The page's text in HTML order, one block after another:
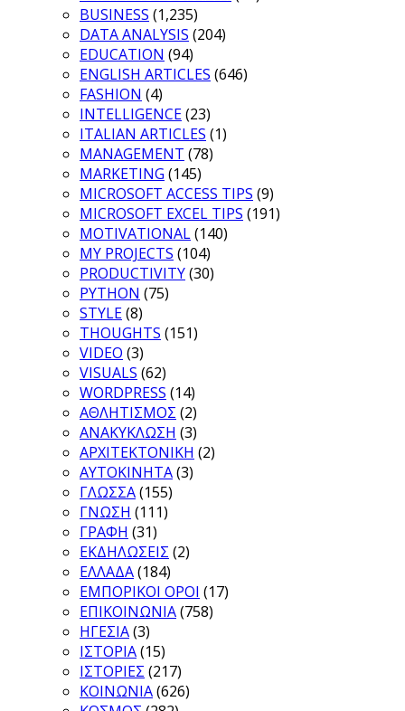
BUSINESS (1,235)
DATA ANALYSIS (204)
EDUCATION (94)
ENGLISH ARTICLES (646)
FASHION (4)
INTELLIGENCE(23)
ITALIAN ARTICLES (1)
MANAGEMENT (78)
MARKETING (145)
MICROSOFT ACCESS TIPS (9)
MICROSOFT EXCEL TIPS (191)
MOTIVATIONAL(140)
MY PROJECTS (104)
PRODUCTIVITY(30)
PYTHON (75)
STYLE(8)
THOUGHTS (151)
VIDEO (3)
VISUALS (62)
WORDPRESS (14)
ΑΘΛΗΤΙΣΜΟΣ (2)
ΑΝΑΚΥΚΛΩΣΗ (3)
ΑΡΧΙΤΕΚΤΟΝΙΚΗ (2)
ΑΥΤΟΚΙΝΗΤΑ(3)
ΓΛΩΣΣΑ(155)
ΓΝΩΣΗ (111)
ΓΡΑΦΗ (31)
ΕΚΔΗΛΩΣΕΙΣ (2)
ΕΛΛΑΔΑ(184)
ΕΜΠΟΡΙΚΟΙ ΟΡΟΙ (17)
ΕΠΙΚΟΙΝΩΝΙΑ(758)
ΗΓΕΣΙΑ(3)
ΙΣΤΟΡΙΑ(15)
ΙΣΤΟΡΙΕΣ (217)
ΚΟΙΝΩΝΙΑ(626)